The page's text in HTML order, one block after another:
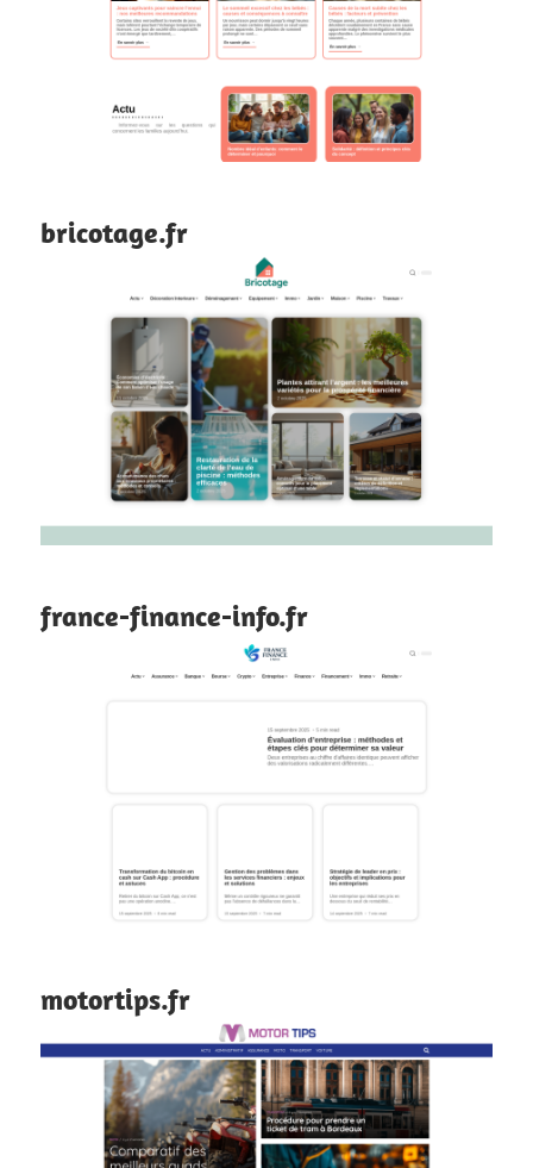
bricotage.fr
france-finance-info.fr
motortips.fr